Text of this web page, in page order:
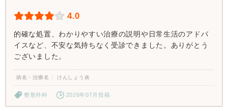
4.0
的確な処置、わかりやすい治療の説明や日常生活のアドバ
イスなど、不安な気持ちなく受診できました。ありがとう
ございました。
病名・治療名 けんしょう炎
整形外科 2026年07月投稿